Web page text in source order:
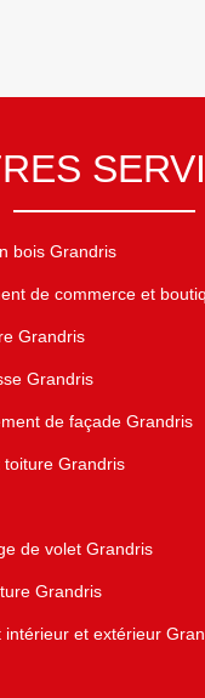
bois Grandris
de commerce et
Grandris
Grandris
de façade Grandris
toiture Grandris
de volet Grandris
Grandris
intérieur et extérieur